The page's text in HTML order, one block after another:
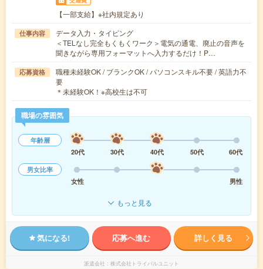
【一部支給】※社内規定あり
仕事内容
データ入力・タイピング
＜TELなし完全もくもくワーク＞電気の通電、廃止の音声を
聞きながら専用フォーマットへ入力するだけ！P…
応募資格
職種未経験OK / ブランクOK / パソコンスキル不要 / 英語力不
要
＊未経験OK！※高校生は不可
職場の雰囲気
年齢層
20代
30代 40代 50代
60代
男女比率
女性
男性
もっと見る
気になる! 応募へ進む 詳しく見る
派遣会社 株式会社トライバルユニット